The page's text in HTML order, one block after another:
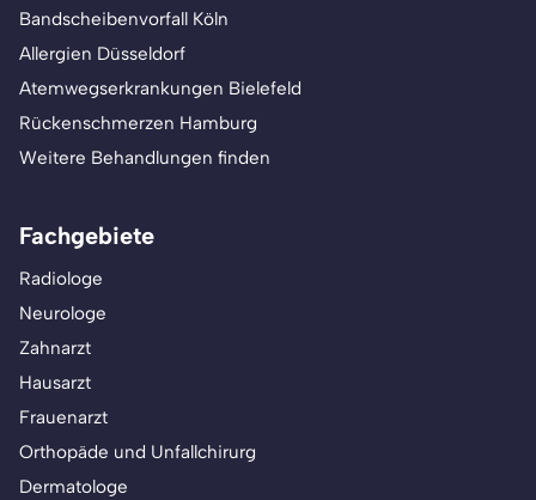
Bandscheibenvorfall Köln
Allergien Düsseldorf
Atemwegserkrankungen Bielefeld
Rückenschmerzen Hamburg
Weitere Behandlungen finden
Fachgebiete
Radiologe
Neurologe
Zahnarzt
Hausarzt
Frauenarzt
Orthopäde und Unfallchirurg
Dermatologe